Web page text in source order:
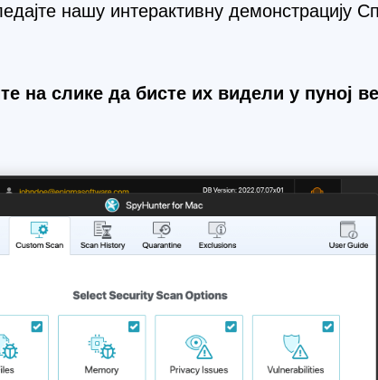
нашу интерактивну демонстрацију
на слике да бисте их видели у пуној